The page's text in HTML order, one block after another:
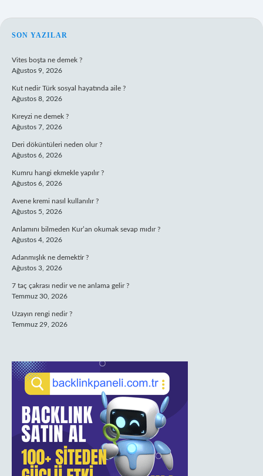
SIDEBAR
SON YAZILAR
Vites boşta ne demek ?
Ağustos 9, 2026
Kut nedir Türk sosyal hayatında aile ?
Ağustos 8, 2026
Kıreyzi ne demek ?
Ağustos 7, 2026
Deri döküntüleri neden olur ?
Ağustos 6, 2026
Kumru hangi ekmekle yapılır ?
Ağustos 6, 2026
Avene kremi nasıl kullanılır ?
Ağustos 5, 2026
Anlamını bilmeden Kur’an okumak sevap mıdır ?
Ağustos 4, 2026
Adanmışlık ne demektir ?
Ağustos 3, 2026
7 taç çakrası nedir ve ne anlama gelir ?
Temmuz 30, 2026
Uzayın rengi nedir ?
Temmuz 29, 2026